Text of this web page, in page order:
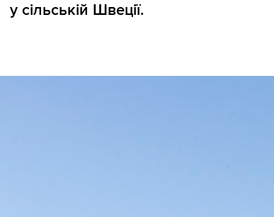
у сільській Швеції.